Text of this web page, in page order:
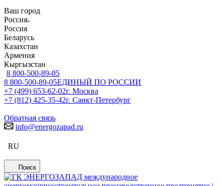
Ваш город
Россия
Россия
Беларусь
Казахстан
Армения
Кыргызстан
8 800-500-89-05
8 800-500-89-05ЕДИНЫЙ ПО РОССИИ
+7 (499) 653-62-02г. Москва
+7 (812) 425-35-42г. Санкт-Петербург
Обратная связь
info@energozapad.ru
RU
Поиск